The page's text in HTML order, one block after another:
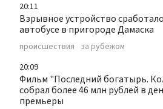
20:11
Взрывное устройство
автобусе в пригороде Дамаска
происшествия за рубежом
20:09
Фильм "Последний богатырь.
собрал более 46 млн рублей в
премьеры